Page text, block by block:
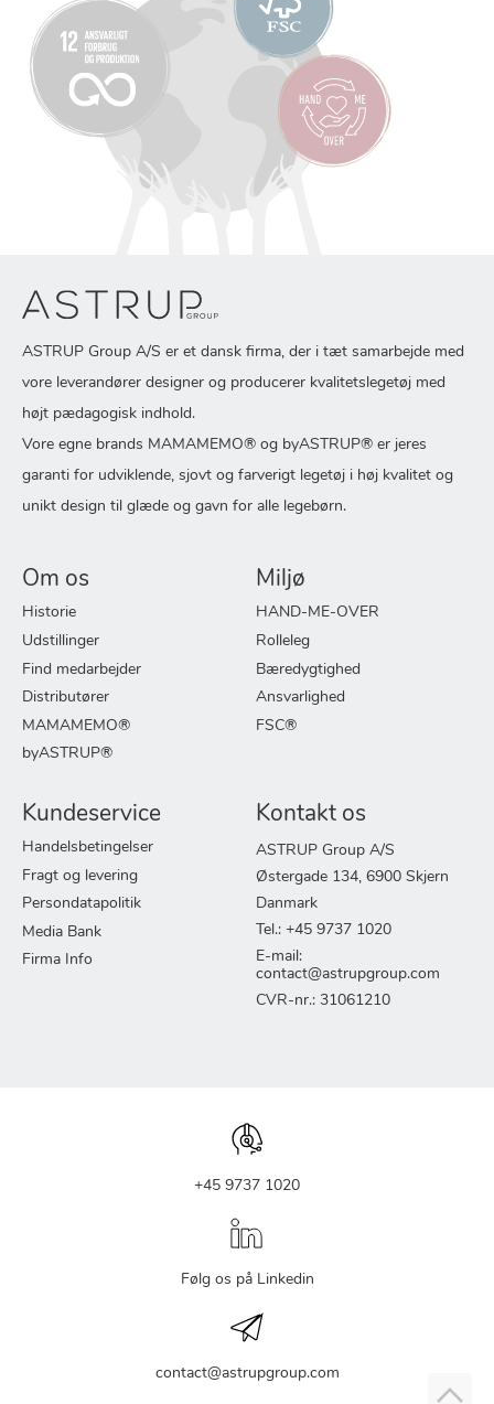
ASTRUP Group A/S er et dansk firma, der i tæt samarbejde med
vore leverandører designer og producerer kvalitetslegetøj med
højt pædagogisk indhold.
Vore egne brands MAMAMEMO® og byASTRUP® er jeres
garanti for udviklende, sjovt og farverigt legetøj i høj kvalitet og
unikt design til glæde og gavn for alle legebørn.
Om os
Historie
Udstillinger
Find medarbejder
Distributører
MAMAMEMO®
byASTRUP®
Miljø
HAND-ME-OVER
Rolleleg
Bæredygtighed
Ansvarlighed
FSC®
Kundeservice
Handelsbetingelser
Fragt og levering
Persondatapolitik
Media Bank
Firma Info
Kontakt os
ASTRUP Group A/S
Østergade 134, 6900 Skjern
Danmark
Tel.: +45 9737 1020
E-mail:
contact@astrupgroup.com
CVR-nr.: 31061210
+45 9737 1020
Følg os på Linkedin
contact@astrupgroup.com